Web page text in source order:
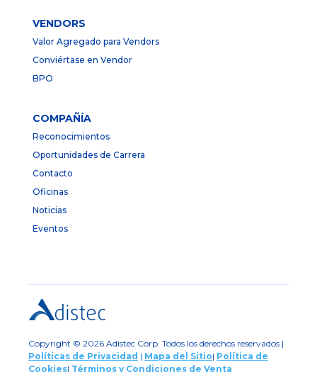
VENDORS
Valor Agregado para Vendors
Conviértase en Vendor
BPO
COMPAÑÍA
Reconocimientos
Oportunidades de Carrera
Contacto
Oficinas
Noticias
Eventos
Copyright © 2026 Adistec Corp. Todos los derechos reservados |
Políticas de Privacidad | Mapa del Sitio| Política de
Cookies| Términos y Condiciones de Venta